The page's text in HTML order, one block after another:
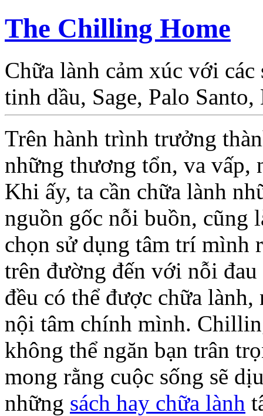
The Chilling Home
Chữa lành cảm xúc với
tinh dầu, Sage, Palo
Trên hành trình trưởng
những thương tổn, va vấp,
Khi ấy, ta cần chữa lành
nguồn gốc nỗi buồn, cũng
chọn sử dụng tâm trí mình
trên đường đến với nỗi
đều có thể được chữa
nội tâm chính mình.
không thể ngăn bạn trân
mong rằng cuộc sống sẽ
những sách hay chữa lành